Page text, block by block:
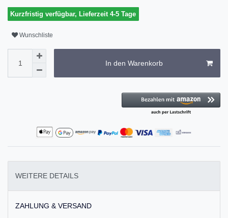
Kurzfristig verfügbar, Lieferzeit 4-5 Tage
Wunschliste
In den Warenkorb
WEITERE DETAILS
ZAHLUNG & VERSAND